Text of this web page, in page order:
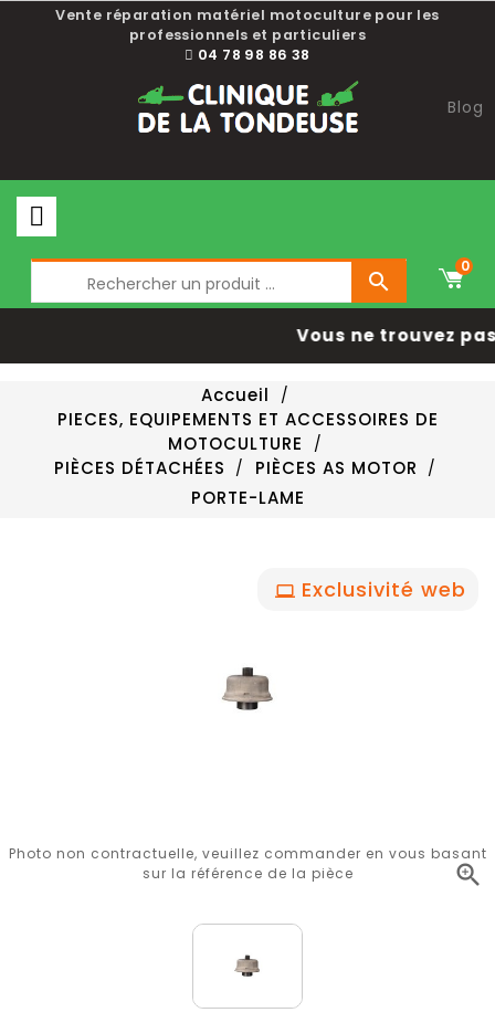
Vente réparation matériel motoculture pour les
professionnels et particuliers
04 78 98 86 38
Blog

0
Vous ne trouvez
Accueil
PIECES, EQUIPEMENTS ET ACCESSOIRES DE
MOTOCULTURE
PIÈCES DÉTACHÉES
PIÈCES AS MOTOR
PORTE-LAME
Exclusivité web

Photo non contractuelle, veuillez commander en vous basant
sur la référence de la pièce